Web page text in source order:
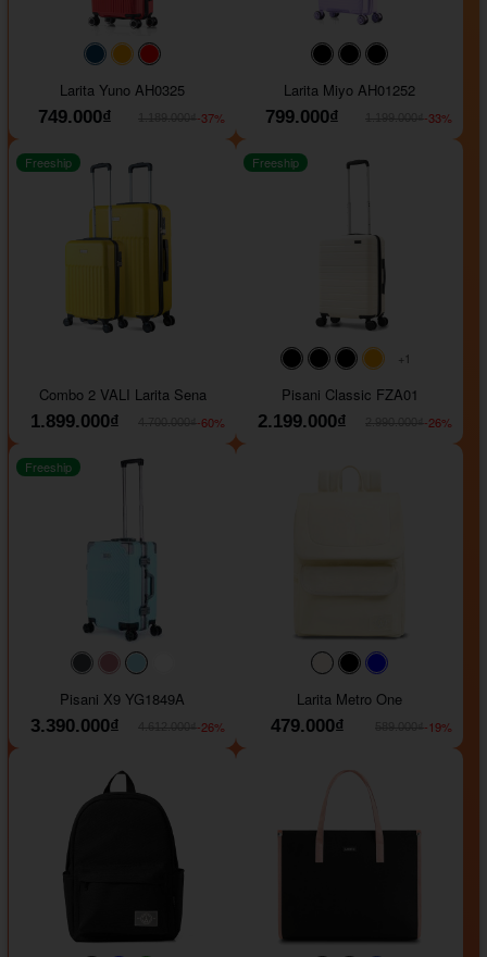
#093f69#ffa500
Larita Yuno AH0325
749.000₫
-37%
#000000#000000
Larita Miyo AH01252
799.000₫
-33%
Freeship
Combo 2 VALI Larita Sena
1.899.000₫
-60%
#000000#000000
#000000
#ffa500
+1
Freeship
Pisani Classic FZA01
2.199.000₫
-26%
#40454a#b76e79
#9ad8e7
Freeship
Pisani X9 YG1849A
3.390.000₫
-26%
#faf0e6#000000
Larita Metro One
479.000₫
-19%